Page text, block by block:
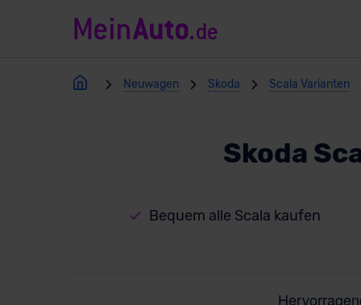
Neuwagen Skoda Scala Varianten
Skoda
Bequem alle Scala kaufen